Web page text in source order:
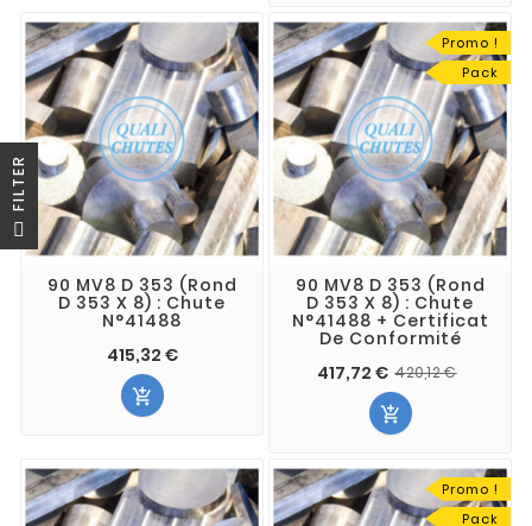
90 MV8 D 353 (Rond
D 353 X 8) : Chute
N°41488
415,32 €

Promo !
Pack
90 MV8 D 353 (Rond
D 353 X 8) : Chute
N°41488 + Certificat
De Conformité
417,72 € 420,12 €

Promo !
Pack
R